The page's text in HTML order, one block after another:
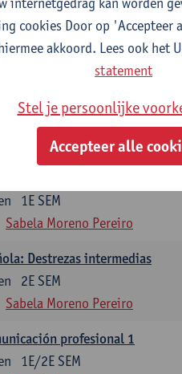
1
1E SEM
2
2E SEM
Anne Verhaert
1E SEM
Sabela Moreno Pereiro
Destrezas intermedias
2E SEM
Sabela Moreno Pereiro
profesional 1
1E/2E SEM
cookies Door op
akkoord. Lees ook het
statement
Stel je persoonlijke
Accepteer alle